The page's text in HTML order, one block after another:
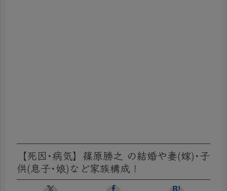
【死因･病気】篠原勝之 の結婚や妻(嫁)･子
供(息子･娘)など家族構成！